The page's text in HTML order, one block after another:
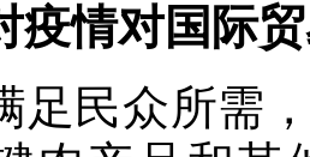
情对国际
民众所需，